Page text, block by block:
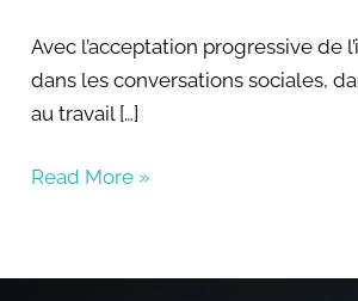
Avec l’acceptation progressive de
dans les conversations sociales,
au travail […]
Read More »